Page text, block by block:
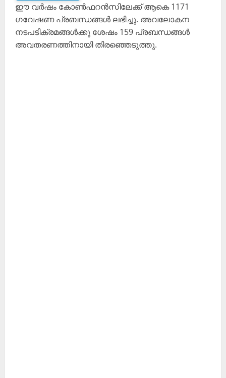
ഈ വർഷം കോൺഫറൻസിലേക്ക് ആകെ 1171
ഗവേഷണ പ്രബന്ധങ്ങൾ ലഭിച്ചു. അവലോകന
നടപടിക്രമങ്ങൾക്കു ശേഷം 159 പ്രബന്ധങ്ങൾ
അവതരണത്തിനായി തിരഞ്ഞെടുത്തു.